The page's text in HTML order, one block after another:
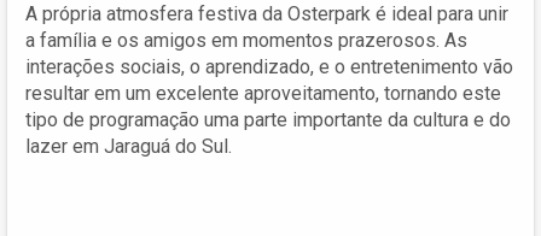
A própria atmosfera festiva da Osterpark é ideal para unir
a família e os amigos em momentos prazerosos. As
interações sociais, o aprendizado, e o entretenimento vão
resultar em um excelente aproveitamento, tornando este
tipo de programação uma parte importante da cultura e do
lazer em Jaraguá do Sul.